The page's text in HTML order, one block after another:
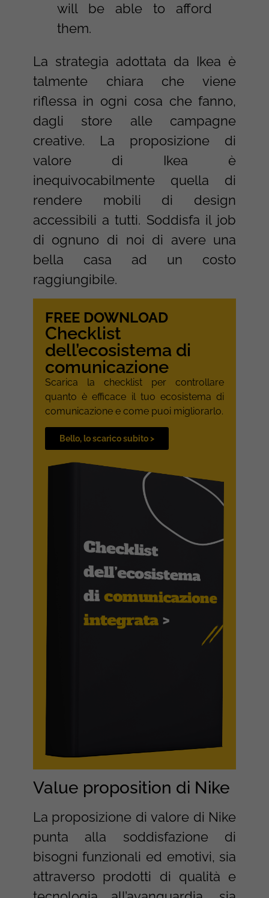
will be able to afford
them.
La strategia adottata da Ikea è
talmente chiara che viene
riflessa in ogni cosa che fanno,
dagli store alle campagne
creative. La proposizione di
valore di Ikea è
inequivocabilmente quella di
rendere mobili di design
accessibili a tutti. Soddisfa il job
di ognuno di noi di avere una
bella casa ad un costo
raggiungibile.
FREE DOWNLOAD
Checklist
dell’ecosistema di
comunicazione
Scarica la checklist per controllare
quanto è efficace il tuo ecosistema di
comunicazione e come puoi migliorarlo.
Bello, lo scarico subito >
Value proposition di Nike
La proposizione di valore di Nike
punta alla soddisfazione di
bisogni funzionali ed emotivi, sia
attraverso prodotti di qualità e